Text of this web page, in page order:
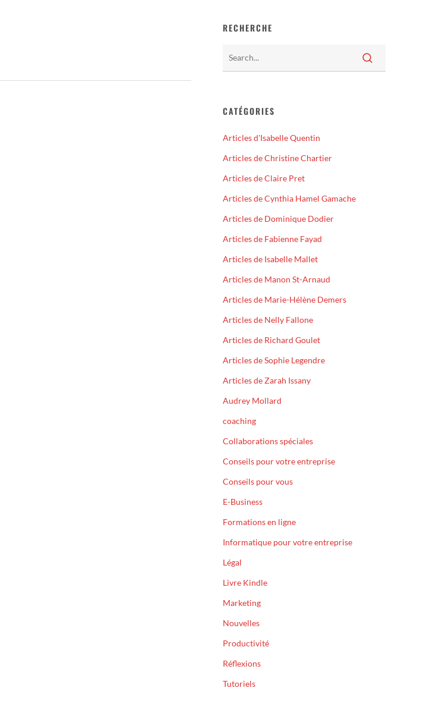
RECHERCHE
CATÉGORIES
Articles d'Isabelle Quentin
Articles de Christine Chartier
Articles de Claire Pret
Articles de Cynthia Hamel Gamache
Articles de Dominique Dodier
Articles de Fabienne Fayad
Articles de Isabelle Mallet
Articles de Manon St-Arnaud
Articles de Marie-Hélène Demers
Articles de Nelly Fallone
Articles de Richard Goulet
Articles de Sophie Legendre
Articles de Zarah Issany
Audrey Mollard
coaching
Collaborations spéciales
Conseils pour votre entreprise
Conseils pour vous
E-Business
Formations en ligne
Informatique pour votre entreprise
Légal
Livre Kindle
Marketing
Nouvelles
Productivité
Réflexions
Tutoriels